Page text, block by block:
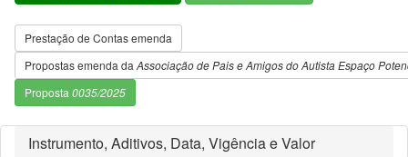
Prestação de Contas emenda
Propostas emenda da Associação de Pais e Amigos do Autista Espaço
Proposta 0035/2025
Instrumento, Aditivos, Data, Vigência e Valor